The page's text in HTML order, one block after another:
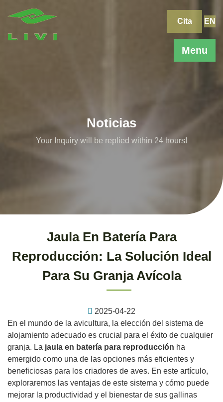
Menu
Cita EN
Noticias
Your Inquiry will be replied within 24 hours!
Jaula En Batería Para
Reproducción: La Solución Ideal
Para Su Granja Avícola
2025-04-22
En el mundo de la avicultura, la elección del sistema de
alojamiento adecuado es crucial para el éxito de cualquier
granja. La jaula en batería para reproducción ha
emergido como una de las opciones más eficientes y
beneficiosas para los criadores de aves. En este artículo,
exploraremos las ventajas de este sistema y cómo puede
mejorar la productividad y el bienestar de sus gallinas